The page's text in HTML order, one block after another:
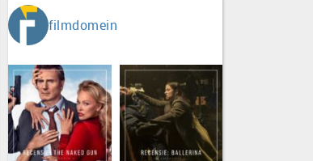
filmdomein